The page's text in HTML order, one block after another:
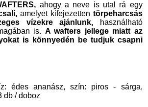
ahogy a neve is utal rá egy
amelyet kifejezetten törpeharcsás
vízekre ajánlunk, használható
is. A wafters jellege miatt az
is könnyedén be tudjuk csapni
édes ananász, szín: piros - sárga,
db / doboz